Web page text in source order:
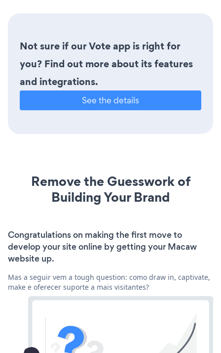
Not sure if our Vote app is right for
you? Find out more about its features
and integrations.
See the details
Remove the Guesswork of
Building Your Brand
Congratulations on making the first move to
develop your site online by getting your Macaw
website up.
Mas a seguir vem a tough question: como draw in, captivate,
make e oferecer suporte a mais visitantes?